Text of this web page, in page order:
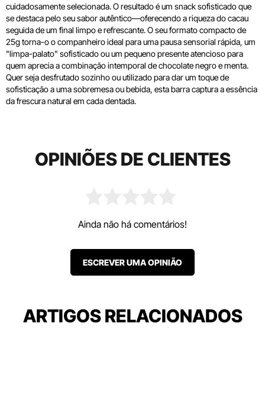
cuidadosamente selecionada. O resultado é um snack sofisticado que
se destaca pelo seu sabor autêntico—oferecendo a riqueza do cacau
seguida de um final limpo e refrescante. O seu formato compacto de
25g torna-o o companheiro ideal para uma pausa sensorial rápida, um
"limpa-palato" sofisticado ou um pequeno presente atencioso para
quem aprecia a combinação intemporal de chocolate negro e menta.
Quer seja desfrutado sozinho ou utilizado para dar um toque de
sofisticação a uma sobremesa ou bebida, esta barra captura a essência
da frescura natural em cada dentada.
OPINIÕES DE CLIENTES
Ainda não há comentários!
ESCREVER UMA OPINIÃO
ARTIGOS RELACIONADOS